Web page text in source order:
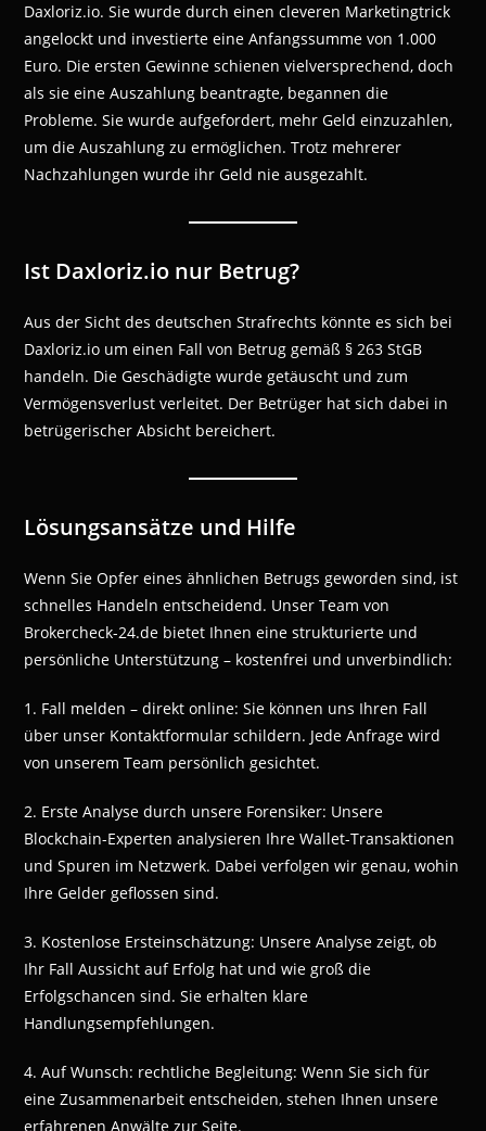
Daxloriz.io. Sie wurde durch einen cleveren Marketingtrick
angelockt und investierte eine Anfangssumme von 1.000
Euro. Die ersten Gewinne schienen vielversprechend, doch
als sie eine Auszahlung beantragte, begannen die
Probleme. Sie wurde aufgefordert, mehr Geld einzuzahlen,
um die Auszahlung zu ermöglichen. Trotz mehrerer
Nachzahlungen wurde ihr Geld nie ausgezahlt.
Ist Daxloriz.io nur Betrug?
Aus der Sicht des deutschen Strafrechts könnte es sich bei
Daxloriz.io um einen Fall von Betrug gemäß § 263 StGB
handeln. Die Geschädigte wurde getäuscht und zum
Vermögensverlust verleitet. Der Betrüger hat sich dabei in
betrügerischer Absicht bereichert.
Lösungsansätze und Hilfe
Wenn Sie Opfer eines ähnlichen Betrugs geworden sind, ist
schnelles Handeln entscheidend. Unser Team von
Brokercheck-24.de bietet Ihnen eine strukturierte und
persönliche Unterstützung – kostenfrei und unverbindlich:
1. Fall melden – direkt online: Sie können uns Ihren Fall
über unser Kontaktformular schildern. Jede Anfrage wird
von unserem Team persönlich gesichtet.
2. Erste Analyse durch unsere Forensiker: Unsere
Blockchain-Experten analysieren Ihre Wallet-Transaktionen
und Spuren im Netzwerk. Dabei verfolgen wir genau, wohin
Ihre Gelder geflossen sind.
3. Kostenlose Ersteinschätzung: Unsere Analyse zeigt, ob
Ihr Fall Aussicht auf Erfolg hat und wie groß die
Erfolgschancen sind. Sie erhalten klare
Handlungsempfehlungen.
4. Auf Wunsch: rechtliche Begleitung: Wenn Sie sich für
eine Zusammenarbeit entscheiden, stehen Ihnen unsere
erfahrenen Anwälte zur Seite.